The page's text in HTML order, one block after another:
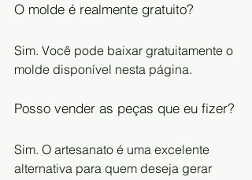
O molde é realmente gratuito?
Sim. Você pode baixar gratuitamente o
molde disponível nesta página.
Posso vender as peças que eu fizer?
Sim. O artesanato é uma excelente
alternativa para quem deseja gerar